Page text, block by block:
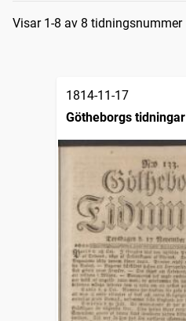
Sökresultat
Visar 1-8 av 8 tidningsnummer
1814-11-17
Götheborgs tidningar